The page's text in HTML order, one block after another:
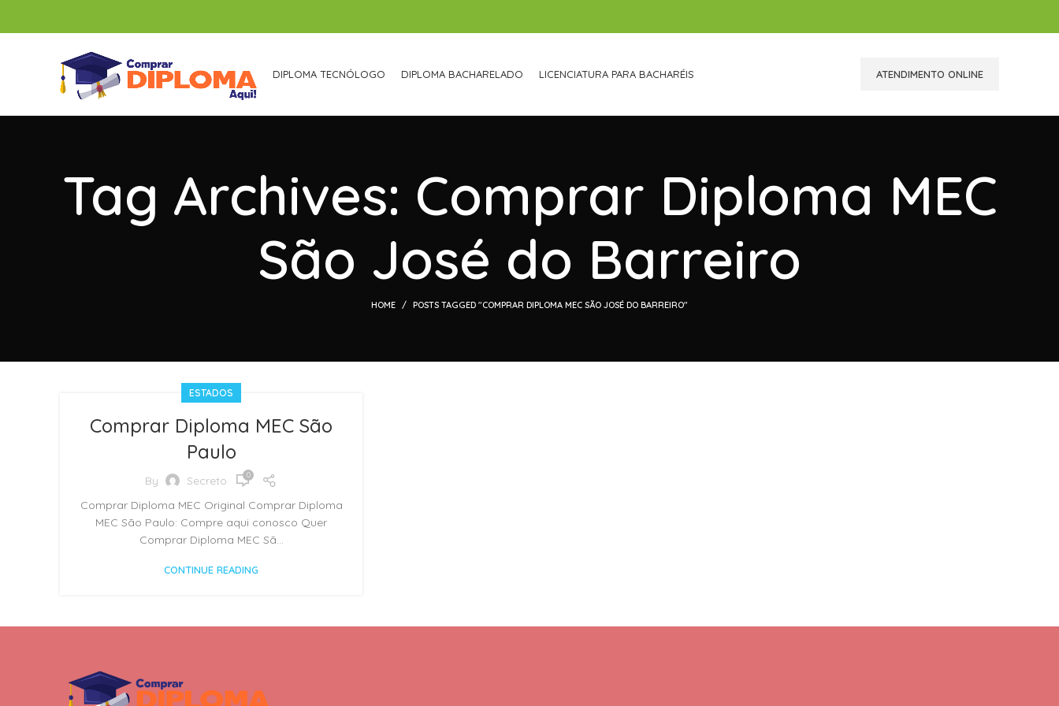
DIPLOMA TECNÓLOGO DIPLOMA BACHARELADO LICENCIATURA PARA BACHARÉIS ATENDIMENTO ONLINE
Tag Archives: Comprar Diploma MEC
São José do Barreiro
HOME POSTS TAGGED "COMPRAR DIPLOMA MEC SÃO JOSÉ DO BARREIRO"
ESTADOS
Comprar Diploma MEC São
Paulo
By Secreto 0
Comprar Diploma MEC Original Comprar Diploma
MEC São Paulo: Compre aqui conosco Quer
Comprar Diploma MEC Sã...
CONTINUE READING